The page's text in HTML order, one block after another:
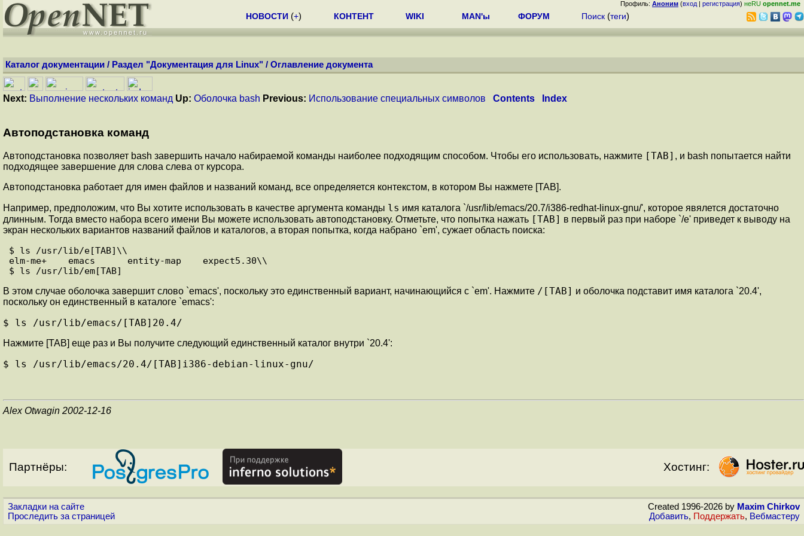
Профиль: Аноним (вход | регистрация) неRU opennet.me
НОВОСТИ (+) КОНТЕНТ WIKI MAN'ы ФОРУМ Поиск (теги)
Каталог документации / Раздел "Документация для Linux" / Оглавление документа
Next: Выполнение нескольких команд Up: Оболочка bash Previous: Использование специальных символов Contents Index
Автоподстановка команд
Автоподстановка позволяет bash завершить начало набираемой команды наиболее подходящим способом. Чтобы его использовать, нажмите [TAB] , и bash попытается найти
подходящее завершение для слова слева от курсора.
Автоподстановка работает для имен файлов и названий команд, все определяется контекстом, в котором Вы нажмете [TAB].
Например, предположим, что Вы хотите использовать в качестве аргумента команды ls имя каталога `/usr/lib/emacs/20.7/i386-redhat-linux-gnu/', которое явялется достаточно
длинным. Тогда вместо набора всего имени Вы можете использовать автоподстановку. Отметьте, что попытка нажать [TAB] в первый раз при наборе `/e' приведет к выводу на
экран нескольких вариантов названий файлов и каталогов, а вторая попытка, когда набрано `em', сужает область поиска:
$ ls /usr/lib/e[TAB]\\
elm-me+    emacs      entity-map    expect5.30\\
В этом случае оболочка завершит слово `emacs', поскольку это единственный вариант, начинающийся с `em'. Нажмите /[TAB] и оболочка подставит имя каталога `20.4',
поскольку он единственный в каталоге `emacs':
$ ls /usr/lib/emacs/[TAB]20.4/
Нажмите [TAB] еще раз и Вы получите следующий единственный каталог внутри `20.4':
$ ls /usr/lib/emacs/20.4/[TAB]i386-debian-linux-gnu/
Alex Otwagin 2002-12-16
Партнёры: Хостинг:
Закладки на сайте
Проследить за страницей
Created 1996-2026 by Maxim Chirkov
Добавить, Поддержать, Вебмастеру